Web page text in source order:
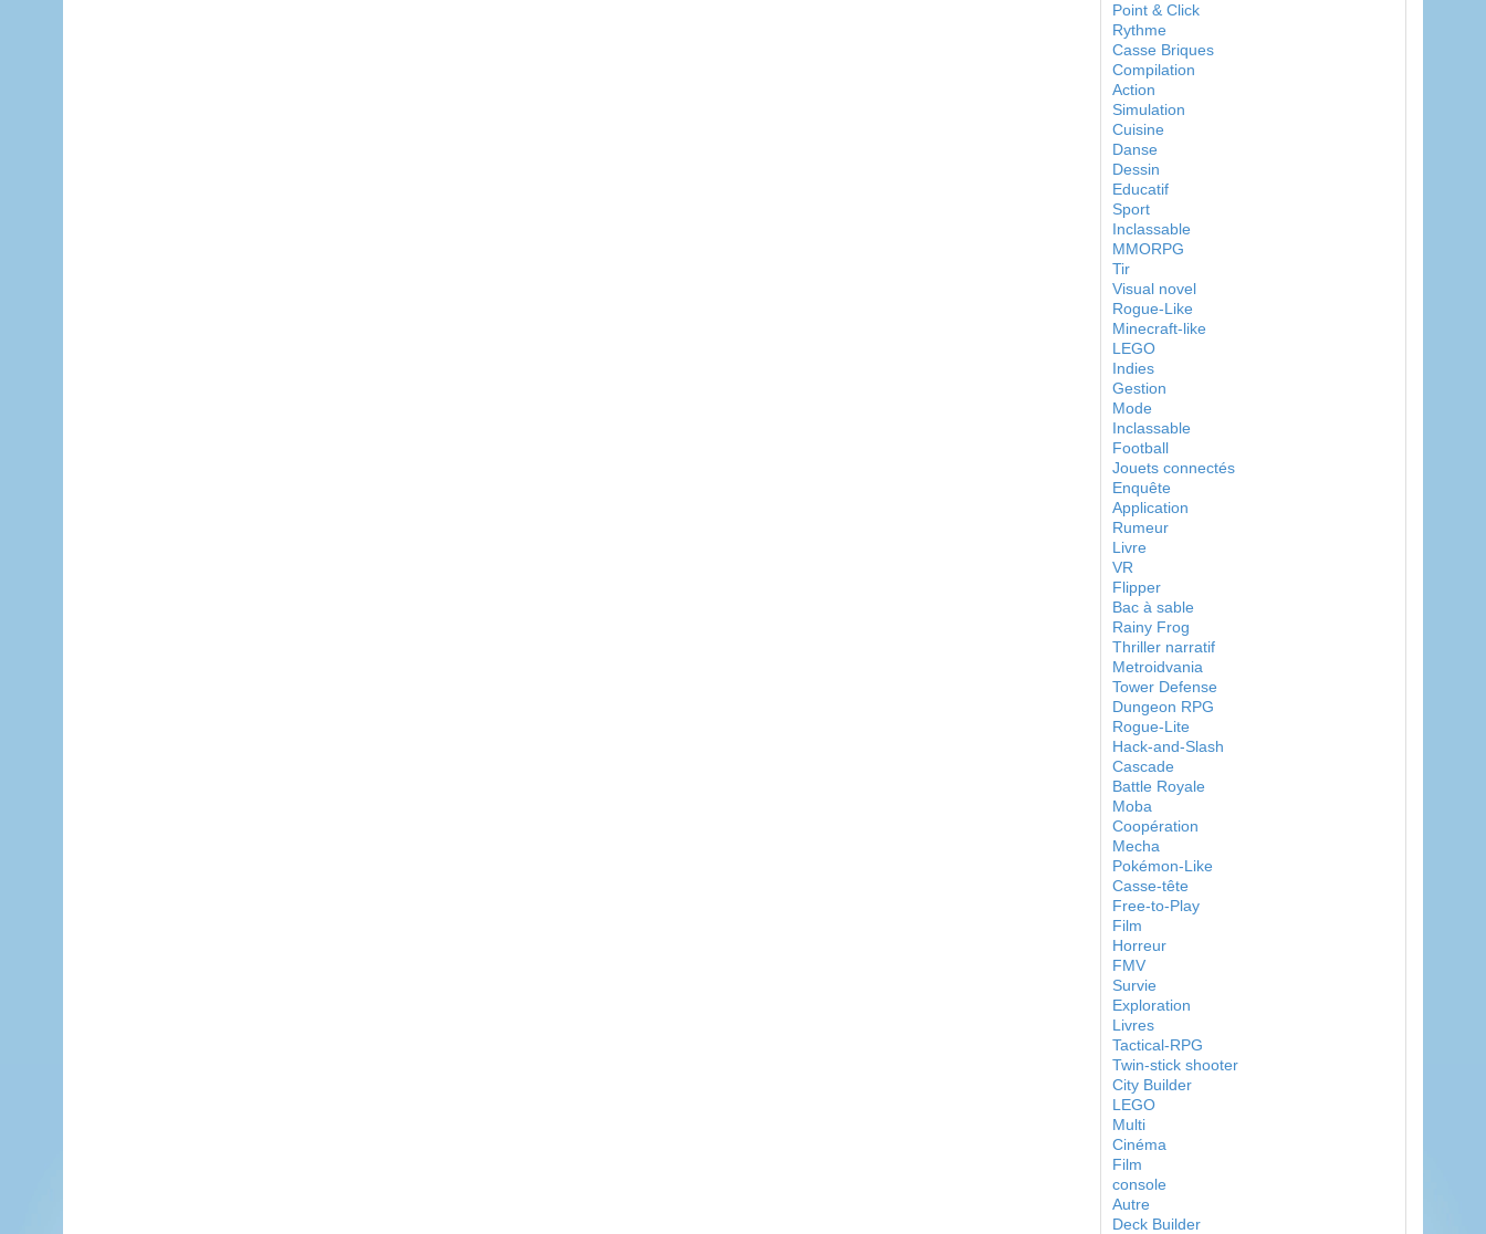
Point & Click
Rythme
Casse Briques
Compilation
Action
Simulation
Cuisine
Danse
Dessin
Educatif
Sport
Inclassable
MMORPG
Tir
Visual novel
Rogue-Like
Minecraft-like
LEGO
Indies
Gestion
Mode
Inclassable
Football
Jouets connectés
Enquête
Application
Rumeur
Livre
VR
Flipper
Bac à sable
Rainy Frog
Thriller narratif
Metroidvania
Tower Defense
Dungeon RPG
Rogue-Lite
Hack-and-Slash
Cascade
Battle Royale
Moba
Coopération
Mecha
Pokémon-Like
Casse-tête
Free-to-Play
Film
Horreur
FMV
Survie
Exploration
Livres
Tactical-RPG
Twin-stick shooter
City Builder
LEGO
Multi
Cinéma
Film
console
Autre
Deck Builder